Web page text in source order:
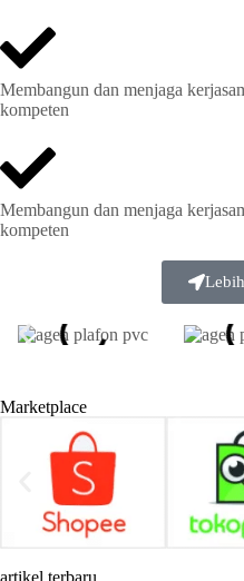
Membangun dan menjaga
kompeten
Membangun dan menjaga
kompeten
Marketplace
artikel terbaru